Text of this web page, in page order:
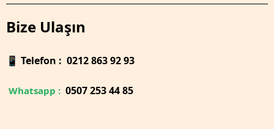
Bize Ulaşın
📱 Telefon : 0212 863 92 93
Whatsapp : 0507 253 44 85